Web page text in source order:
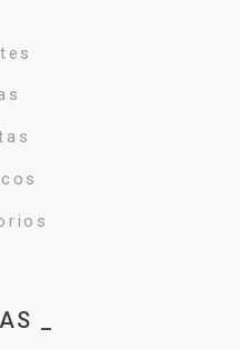
_